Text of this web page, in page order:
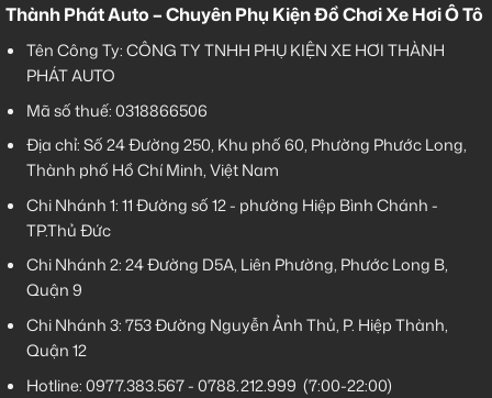
Thành Phát Auto – Chuyên Phụ Kiện Đồ Chơi Xe Hơi Ô Tô
Tên Công Ty: CÔNG TY TNHH PHỤ KIỆN XE HƠI THÀNH
PHÁT AUTO
Mã số thuế: 0318866506
Địa chỉ: Số 24 Đường 250, Khu phố 60, Phường Phước Long,
Thành phố Hồ Chí Minh, Việt Nam
Chi Nhánh 1:11 Đường số 12 - phường Hiệp Bình Chánh -
TP.Thủ Đức
Chi Nhánh 2:24 Đường D5A, Liên Phường, Phước Long B,
Quận 9
Chi Nhánh 3:753 Đường Nguyễn Ảnh Thủ, P. Hiệp Thành,
Quận 12
Hotline:0977.383.567-0788.212.999 (7:00-22:00)